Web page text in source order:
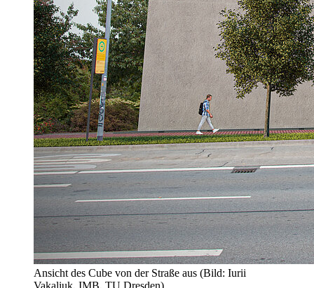
Ansicht des Cube von der Straße aus (Bild: Iurii